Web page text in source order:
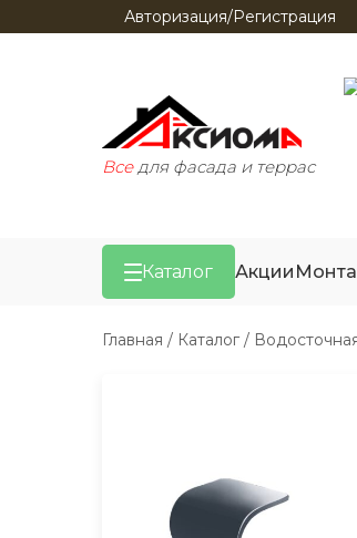
Авторизация/Регистрация
Вседля фасада и террас
Каталог Акции
Главная / Каталог /